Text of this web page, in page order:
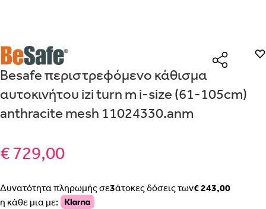
Besafe περιστρεφόμενο κάθισμα
αυτοκινήτου izi turn m i-size (61-105cm)
anthracite mesh 11024330.anm
€ 729,00
Δυνατότητα πληρωμής σε3άτοκες δόσεις των€ 243,00
η κάθε μια με: